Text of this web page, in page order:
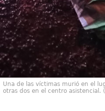
Una de las víctimas murió en el
otras dos en el centro asistencial.